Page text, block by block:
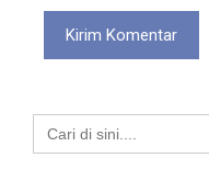
Search
for: